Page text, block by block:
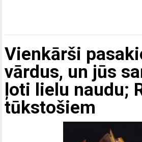
Vienkārši
vārdus, un jūs
ļoti lielu naudu;
tūkstošiem